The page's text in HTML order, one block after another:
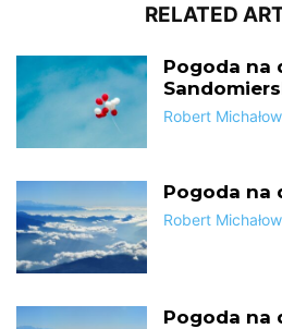
RELATED
Pogoda na
Robert
Pogoda na
Robert
Pogoda na